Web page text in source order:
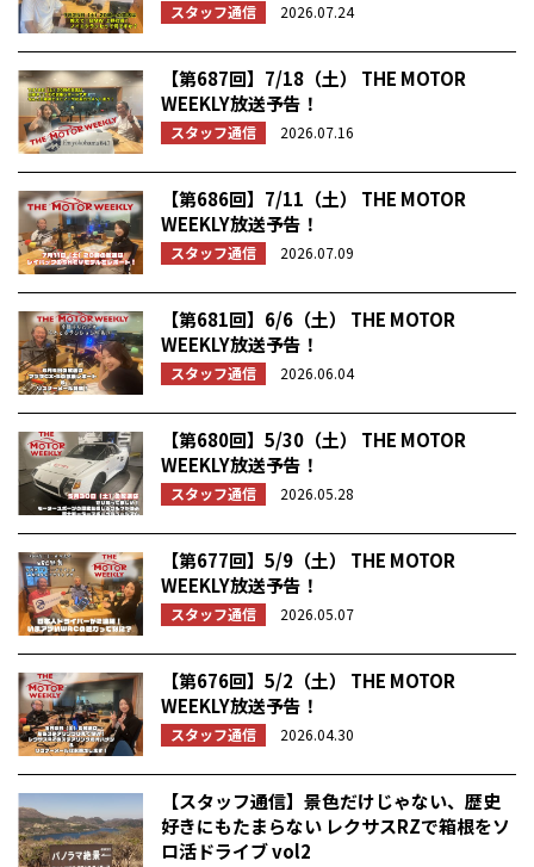
スタッフ通信 2026.07.24
【第687回】7/18（土） THE MOTOR
WEEKLY放送予告！
スタッフ通信 2026.07.16
【第686回】7/11（土） THE MOTOR
WEEKLY放送予告！
スタッフ通信 2026.07.09
【第681回】6/6（土） THE MOTOR
WEEKLY放送予告！
スタッフ通信 2026.06.04
【第680回】5/30（土） THE MOTOR
WEEKLY放送予告！
スタッフ通信 2026.05.28
【第677回】5/9（土） THE MOTOR
WEEKLY放送予告！
スタッフ通信 2026.05.07
【第676回】5/2（土） THE MOTOR
WEEKLY放送予告！
スタッフ通信 2026.04.30
【スタッフ通信】景色だけじゃない、歴史
好きにもたまらない レクサスRZで箱根をソ
ロ活ドライブ vol2